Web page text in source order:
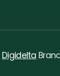
Digidelta